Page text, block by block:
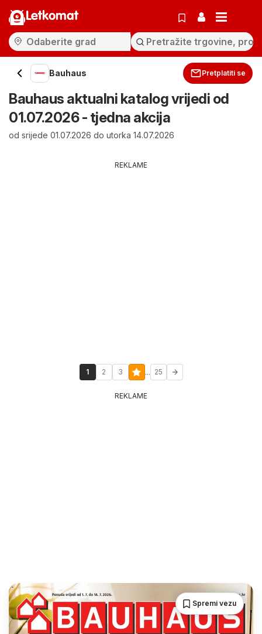
Letkomat
Bauhaus Pretplatiti se
Bauhaus aktualni katalog vrijedi od
01.07.2026 - tjedna akcija
od srijede 01.07.2026 do utorka 14.07.2026
REKLAME
1 2 3 ... 25
REKLAME
Spremi vezu